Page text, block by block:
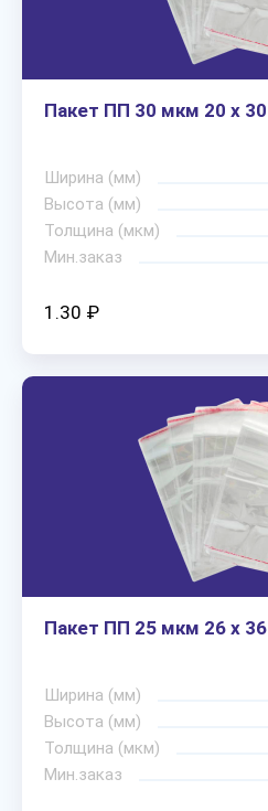
Пакет ПП 30 мкм 20 х 30
Ширина (мм)
Высота (мм)
Толщина (мкм)
Мин.заказ
1.30 ₽
Пакет ПП 25 мкм 26 х 36
Ширина (мм)
Высота (мм)
Толщина (мкм)
Мин.заказ